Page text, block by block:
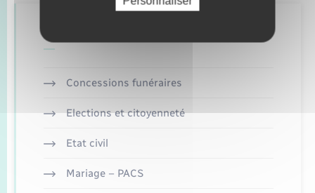
Concessions funéraires
Elections et citoyenneté
Etat civil
Mariage – PACS